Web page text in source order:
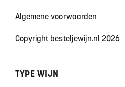
Algemene voorwaarden
Copyright besteljewijn.nl 2026
TYPE WIJN